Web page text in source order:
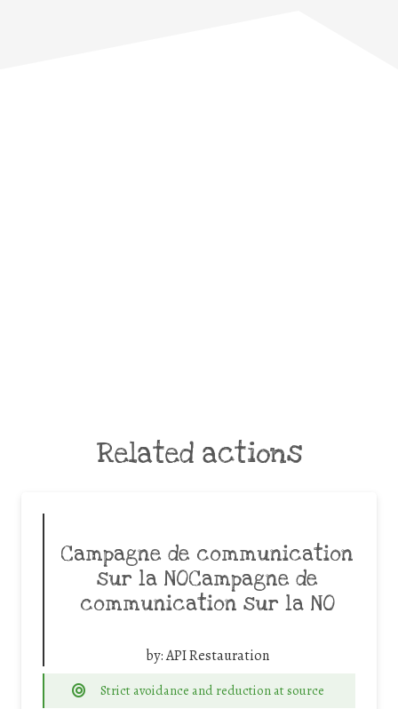
Related actions
Campagne de communication
sur la NOCampagne de
communication sur la NO
by:API Restauration
Strict avoidance and reduction at source